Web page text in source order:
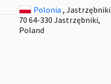
Polonia , Jastrzębniki
70 64-330 Jastrzębniki,
Poland